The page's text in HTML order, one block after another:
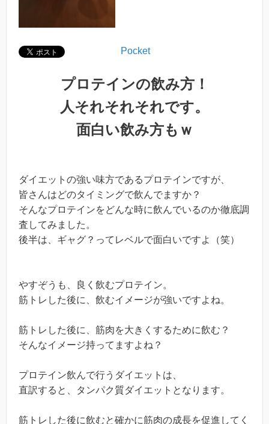
Pocket
プロテインの飲み方！
人それそれそれです。
面白い飲み方もｗ
ダイエットの強い味方であるプロテインですが、
皆さんはどのタイミングで飲んでますか？
そんなプロテインをどんな時に飲んでいるのか徹底調
査してみました。
後半は、ギャグ？ってレベルで面白いですよ（笑）
やすぞうも、良く飲むプロテイン。
筋トレした後に、飲むイメージが強いですよね。
筋トレした後に、筋肉を大きくするために飲む？
そんなイメージ持ってますよね？
プロテイン飲んで行うダイエットは、
直訳すると、タンパク質ダイエットとなります。
筋トレした後に飲むと確かに筋肉の成長を促進してく